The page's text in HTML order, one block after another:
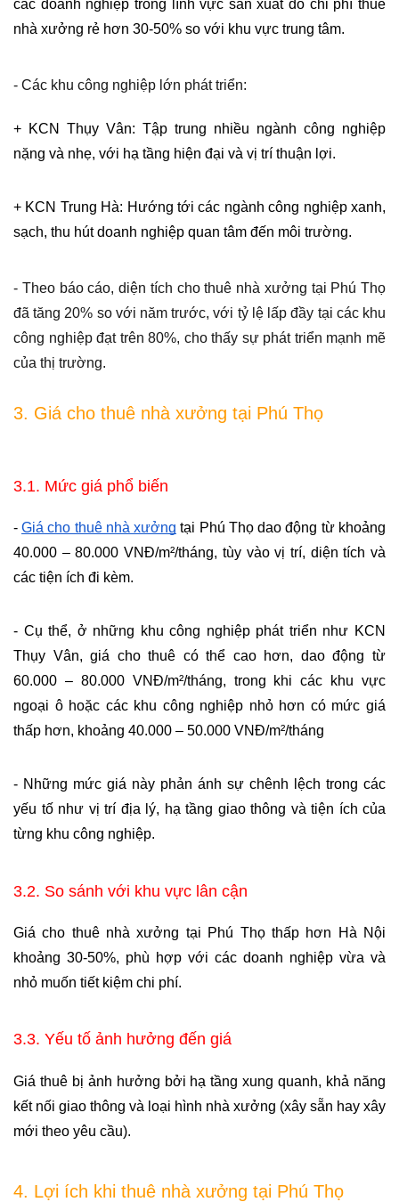
các doanh nghiệp trong lĩnh vực sản xuất do chi phí thuê
nhà xưởng rẻ hơn 30-50% so với khu vực trung tâm.
- Các khu công nghiệp lớn phát triển:
+ KCN Thụy Vân: Tập trung nhiều ngành công nghiệp
nặng và nhẹ, với hạ tầng hiện đại và vị trí thuận lợi.
+ KCN Trung Hà: Hướng tới các ngành công nghiệp xanh,
sạch, thu hút doanh nghiệp quan tâm đến môi trường.
- Theo báo cáo, diện tích cho thuê nhà xưởng tại Phú Thọ
đã tăng 20% so với năm trước, với tỷ lệ lấp đầy tại các khu
công nghiệp đạt trên 80%, cho thấy sự phát triển mạnh mẽ
của thị trường.
3. Giá cho thuê nhà xưởng tại Phú Thọ
3.1. Mức giá phổ biến
- Giá cho thuê nhà xưởng tại Phú Thọ dao động từ khoảng
40.000 – 80.000 VNĐ/m²/tháng, tùy vào vị trí, diện tích và
các tiện ích đi kèm.
- Cụ thể, ở những khu công nghiệp phát triển như KCN
Thụy Vân, giá cho thuê có thể cao hơn, dao động từ
60.000 – 80.000 VNĐ/m²/tháng, trong khi các khu vực
ngoại ô hoặc các khu công nghiệp nhỏ hơn có mức giá
thấp hơn, khoảng 40.000 – 50.000 VNĐ/m²/tháng​
- Những mức giá này phản ánh sự chênh lệch trong các
yếu tố như vị trí địa lý, hạ tầng giao thông và tiện ích của
từng khu công nghiệp.
3.2. So sánh với khu vực lân cận
Giá cho thuê nhà xưởng tại Phú Thọ thấp hơn Hà Nội
khoảng 30-50%, phù hợp với các doanh nghiệp vừa và
nhỏ muốn tiết kiệm chi phí.
3.3. Yếu tố ảnh hưởng đến giá
Giá thuê bị ảnh hưởng bởi hạ tầng xung quanh, khả năng
kết nối giao thông và loại hình nhà xưởng (xây sẵn hay xây
mới theo yêu cầu).
4. Lợi ích khi thuê nhà xưởng tại Phú Thọ